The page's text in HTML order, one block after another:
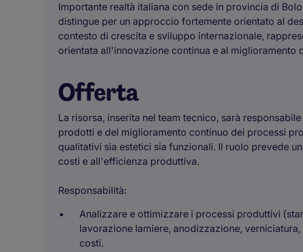
Importante realtà italiana con sede in provincia di
distingue per un approccio fortemente orientato al
contesto di crescita e sviluppo internazionale,
orientata all'innovazione continua e al miglioramento
Offerta
La risorsa, inserita nel team tecnico, sarà
prodotti e del miglioramento continuo dei processi
qualitativi sia estetici sia funzionali. Il ruolo prevede
costi e all'efficienza produttiva.
Responsabilità:
Analizzare e ottimizzare i processi produttivi
lavorazione lamiere, anodizzazione,
costi.